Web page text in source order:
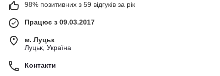
98% позитивних з 59 відгуків за рік
Працює з 09.03.2017
м. Луцьк
Луцьк, Україна
Контакти